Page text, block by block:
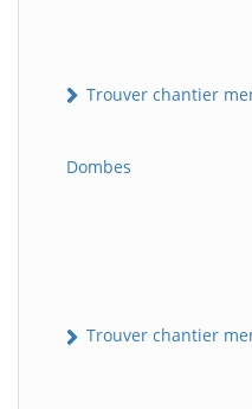
Trouver chantier
Dombes
Trouver chantier